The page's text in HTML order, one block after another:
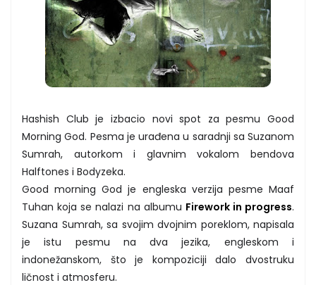
Hashish Club je izbacio novi spot za pesmu Good
Morning God. Pesma je urađena u saradnji sa Suzanom
Sumrah, autorkom i glavnim vokalom bendova
Halftones i Bodyzeka.
Good morning God je engleska verzija pesme Maaf
Tuhan koja se nalazi na albumu Firework in progress.
Suzana Sumrah, sa svojim dvojnim poreklom, napisala
je istu pesmu na dva jezika, engleskom i
indonežanskom, što je kompoziciji dalo dvostruku
ličnost i atmosferu.